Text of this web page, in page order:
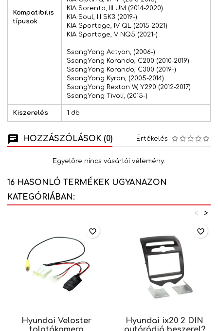
Kompatibilis
típusok
KIA Sorento, III UM (2014-2020)
KIA Soul, III SK3 (2019-)
KIA Sportage, IV QL (2015-2021)
KIA Sportage, V NQ5 (2021-)
SsangYong Actyon, (2006-)
SsangYong Korando, C200 (2010-2019)
SsangYong Korando, C300 (2019-)
SsangYong Kyron, (2005-2014)
SsangYong Rexton W, Y290 (2012-2017)
SsangYong Tivoli, (2015-)
Kiszerelés 1 db
HOZZÁSZÓLÁSOK (0) Értékelés
Egyelőre nincs vásárlói vélemény.
16 HASONLÓ TERMÉKEK UGYANAZON
KATEGÓRIÁBAN:
>
<
Hyundai Veloster
favorite_border
Hyundai ix20 2 DIN
favorite_border